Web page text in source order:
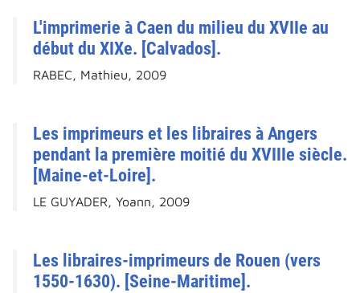
L'imprimerie à Caen du milieu du XVIIe au
début du XIXe. [Calvados].
RABEC, Mathieu, 2009
Les imprimeurs et les libraires à Angers
pendant la première moitié du XVIIIe siècle.
[Maine-et-Loire].
LE GUYADER, Yoann, 2009
Les libraires-imprimeurs de Rouen (vers
1550-1630). [Seine-Maritime].